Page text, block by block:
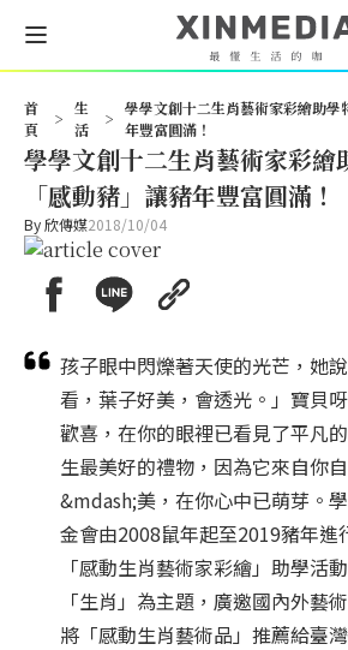
首
頁
>
生
活
>
學學文創十二生肖藝術家彩繪助
年豐富圓滿！
學學文創十二生肖藝術家彩
「感動豬」讓豬年豐富圓滿！
By欣傳媒2018/10/04
孩子眼中閃爍著天使的光芒，她
看，葉子好美，會透光。」寶貝
歡喜，在你的眼裡已看見了平凡
生最美好的禮物，因為它來自你
&mdash;美，在你心中已萌芽。
金會由2008鼠年起至2019豬年進
「感動生肖藝術家彩繪」助學活
「生肖」為主題，廣邀國內外藝
將「感動生肖藝術品」推薦給臺